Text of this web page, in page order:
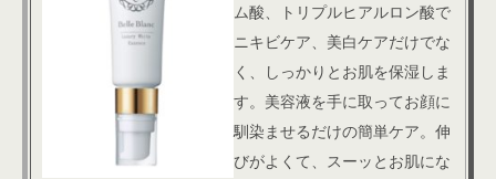
ム酸、トリプルヒアルロン酸で
ニキビケア、美白ケアだけでな
く、しっかりとお肌を保湿しま
す。 美容液を手に取ってお顔に
馴染ませるだけの簡単ケア。伸
びがよくて、スーッとお肌にな